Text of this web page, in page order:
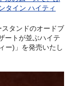
タイン ハイティ
タンドのオードブ
ートが並ぶハイテ
ー)」を発売いたし